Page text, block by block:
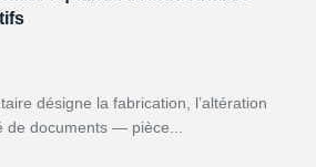
désigne la fabrication, l’altération
de documents — pièce...